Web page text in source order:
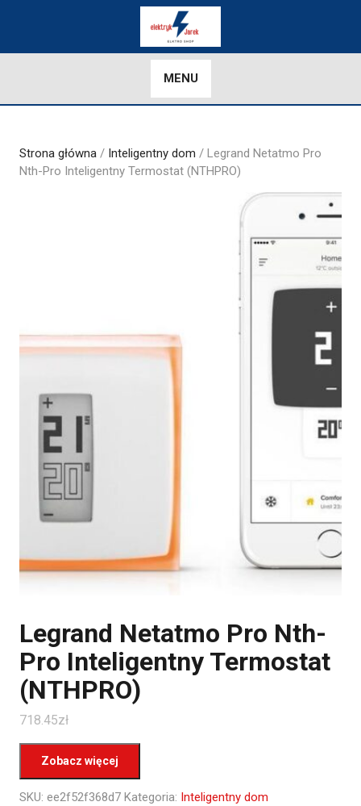
MENU
Strona główna / Inteligentny dom / Legrand Netatmo Pro
Nth-Pro Inteligentny Termostat (NTHPRO)
Legrand Netatmo Pro Nth-
Pro Inteligentny Termostat
(NTHPRO)
718.45zł
Zobacz więcej
SKU: ee2f52f368d7 Kategoria: Inteligentny dom